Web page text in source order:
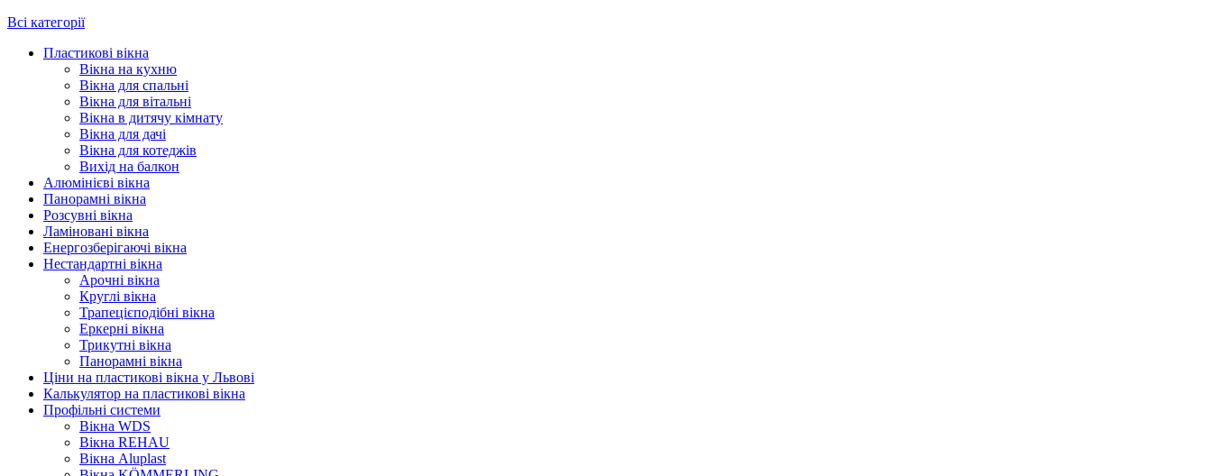
Всі категорії
Пластикові вікна
Вікна на кухню
Вікна для спальні
Вікна для вітальні
Вікна в дитячу кімнату
Вікна для дачі
Вікна для котеджів
Вихід на балкон
Алюмінієві вікна
Панорамні вікна
Розсувні вікна
Ламіновані вікна
Енергозберігаючі вікна
Нестандартні вікна
Арочні вікна
Круглі вікна
Трапецієподібні вікна
Еркерні вікна
Трикутні вікна
Панорамні вікна
Ціни на пластикові вікна у Львові
Калькулятор на пластикові вікна
Профільні системи
Вікна WDS
Вікна REHAU
Вікна Aluplast